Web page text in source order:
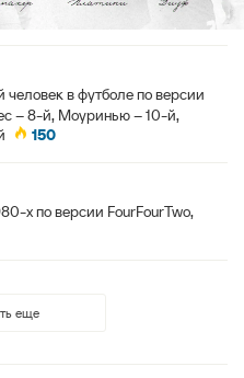
в футболе по версии
– 8-й, Моуринью – 10-й,
150
х по версии FourFourTwo,
еще